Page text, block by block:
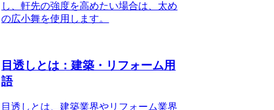
し、軒先の強度を高めたい場合は、太め
の広小舞を使用します。
目透しとは：建築・リフォーム用
語
目透しとは、建築業界やリフォーム業界